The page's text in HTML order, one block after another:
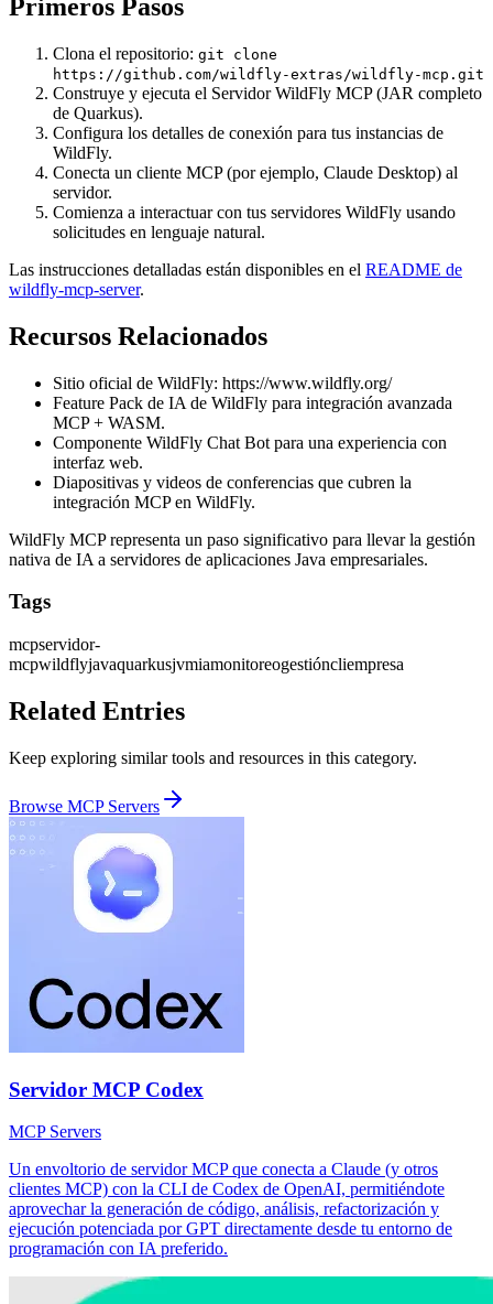
Primeros Pasos
Clona el repositorio: git clone
https://github.com/wildfly-extras/wildfly-mcp.git
Construye y ejecuta el Servidor WildFly MCP (JAR completo
de Quarkus).
Configura los detalles de conexión para tus instancias de
WildFly.
Conecta un cliente MCP (por ejemplo, Claude Desktop) al
servidor.
Comienza a interactuar con tus servidores WildFly usando
solicitudes en lenguaje natural.
Las instrucciones detalladas están disponibles en el README de
wildfly-mcp-server.
Recursos Relacionados
Sitio oficial de WildFly: https://www.wildfly.org/
Feature Pack de IA de WildFly para integración avanzada
MCP + WASM.
Componente WildFly Chat Bot para una experiencia con
interfaz web.
Diapositivas y videos de conferencias que cubren la
integración MCP en WildFly.
WildFly MCP representa un paso significativo para llevar la gestión
nativa de IA a servidores de aplicaciones Java empresariales.
Tags
mcpservidor-
mcpwildflyjavaquarkusjvmiamonitoreogestióncliempresa
Related Entries
Keep exploring similar tools and resources in this category.
Browse MCP Servers
Servidor MCP Codex
MCP Servers
Un envoltorio de servidor MCP que conecta a Claude (y otros
clientes MCP) con la CLI de Codex de OpenAI, permitiéndote
aprovechar la generación de código, análisis, refactorización y
ejecución potenciada por GPT directamente desde tu entorno de
programación con IA preferido.